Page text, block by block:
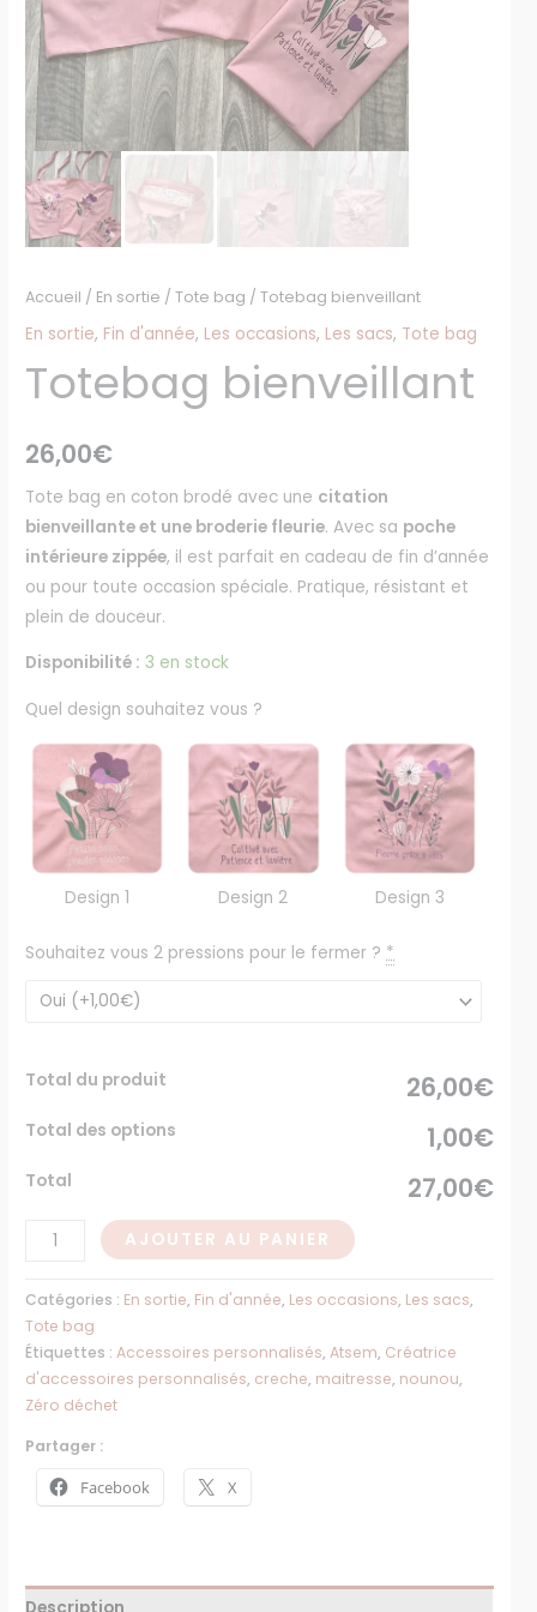
Accueil / En sortie /Tote bag / Totebag bienveillant
En sortie, Fin d'année, Les occasions, Les sacs, Tote bag
Totebag bienveillant
26,00€
Tote bag en coton brodé avec une citation
bienveillante et une broderie fleurie. Avec sa poche
intérieure zippée, il est parfait en cadeau de fin d’année
ou pour toute occasion spéciale. Pratique, résistant et
plein de douceur.
Disponibilité : 3 en stock
Quel design souhaitez vous ?
Design 1 Design 2 Design 3
Souhaitez vous 2 pressions pour le fermer ? *
Total du produit 26,00€
Total des options 1,00€
Total 27,00€
AJOUTER AU PANIER
Catégories : En sortie, Fin d'année, Les occasions, Les sacs,
Tote bag
Étiquettes :Accessoires personnalisés,Atsem, Créatrice
d'accessoires personnalisés, creche, maitresse, nounou,
Zéro déchet
Partager :
Facebook X